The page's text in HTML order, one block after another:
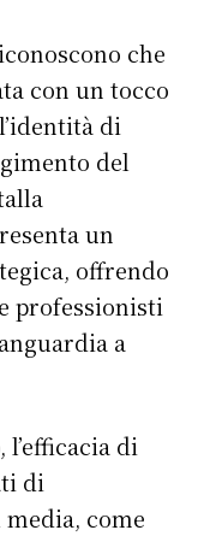
che
con un tocco
di
del
un
offrendo
professionisti
a
di
di
come